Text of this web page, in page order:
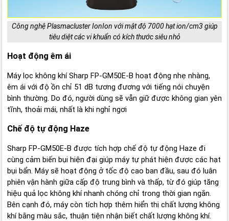
Công nghệ Plasmacluster IonIon với mật độ 7000 hạt ion/cm3 giúp
tiêu diệt các vi khuẩn có kích thước siêu nhỏ
Hoạt động êm ái
Máy lọc không khí Sharp FP-GM50E-B hoạt động nhẹ nhàng,
êm ái với độ ồn chỉ 51 dB tương đương với tiếng nói chuyện
bình thường. Do đó, người dùng sẽ vẫn giữ được không gian yên
tĩnh, thoải mái, nhất là khi nghỉ ngơi
Chế độ tự động Haze
Sharp FP-GM50E-B được tích hợp chế độ tự động Haze đi
cùng cảm biến bụi hiện đại giúp máy tự phát hiện được các hạt
bụi bẩn. Máy sẽ hoạt động ở tốc độ cao ban đầu, sau đó luân
phiên vận hành giữa cấp độ trung bình và thấp, từ đó giúp tăng
hiệu quả lọc không khí nhanh chóng chỉ trong thời gian ngắn.
Bên cạnh đó, máy còn tích hợp thêm hiển thị chất lượng không
khí bằng màu sắc, thuận tiện nhận biết chất lượng không khí.